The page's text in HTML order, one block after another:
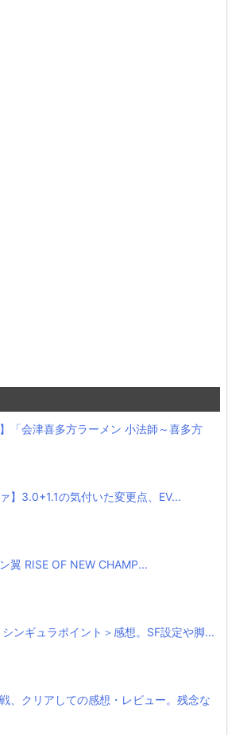
】「会津喜多方ラーメン 小法師～喜多方
ァ】3.0+1.1の気付いた変更点、EV...
翼 RISE OF NEW CHAMP...
シンギュラポイント＞感想。SF設定や脚...
、クリアしての感想・レビュー。残念な